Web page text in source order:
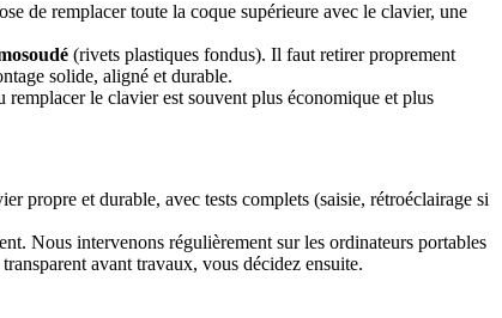
de remplacer toute la coque supérieure avec le clavier, une
(rivets plastiques fondus). Il faut retirer proprement
solide, aligné et durable.
le clavier est souvent plus économique et plus
propre et durable, avec tests complets (saisie, rétroéclairage si
Nous intervenons régulièrement sur les ordinateurs portables
avant travaux, vous décidez ensuite.